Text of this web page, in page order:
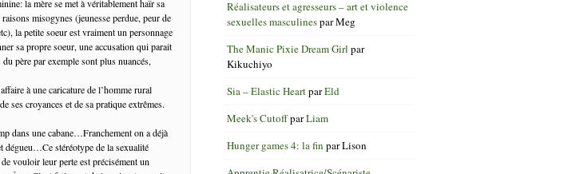
la mère se met à véritablement haïr sa
misogynes (jeunesse perdue, peur de
la petite soeur est vraiment un personnage
sa propre soeur, une accusation qui parait
père par exemple sont plus nuancés,
à une caricature de l’homme rural
ses croyances et de sa pratique extrêmes.
dans une cabane…Franchement on a déjà
dégueu…Ce stéréotype de la sexualité
vouloir leur perte est précisément un
Réalisateurs et agresseurs – art et violence
sexuelles masculinesparMeg
The Manic Pixie Dream Girl par
Kikuchiyo
Sia – Elastic HeartparEld
Meek's CutoffparLiam
Hunger games 4: la fin parLison